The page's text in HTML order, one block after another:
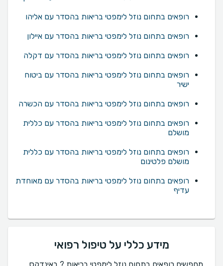
רופאים בתחום נוזל לימפטי בריאות בהסדר עם אליהו
רופאים בתחום נוזל לימפטי בריאות בהסדר עם איילון
רופאים בתחום נוזל לימפטי בריאות בהסדר עם דקלה
רופאים בתחום נוזל לימפטי בריאות בהסדר עם ביטוח
ישיר
רופאים בתחום נוזל לימפטי בריאות בהסדר עם הכשרה
רופאים בתחום נוזל לימפטי בריאות בהסדר עם כללית
מושלם
רופאים בתחום נוזל לימפטי בריאות בהסדר עם כללית
מושלם פלטינום
רופאים בתחום נוזל לימפטי בריאות בהסדר עם מאוחדת
עדיף
מידע כללי על טיפול רפואי